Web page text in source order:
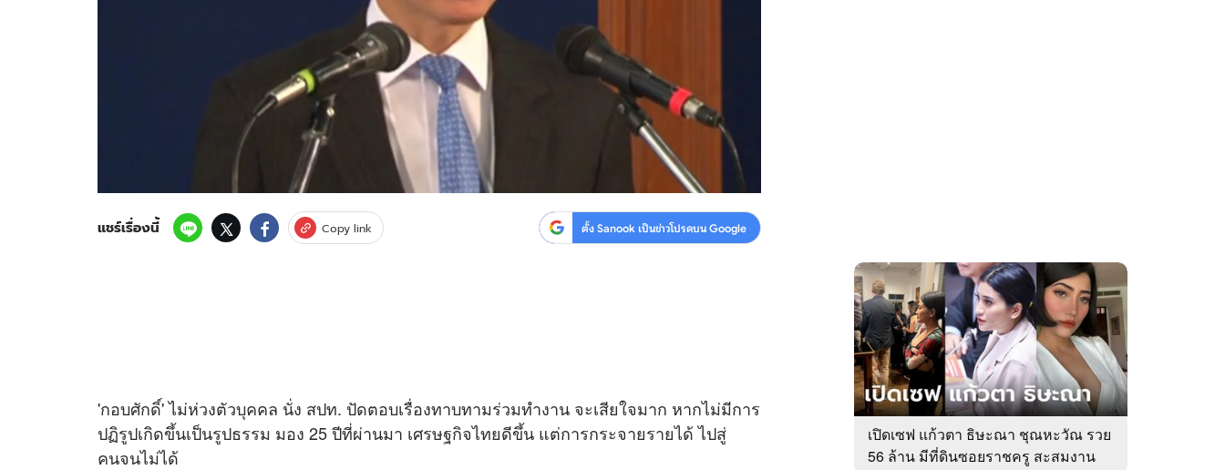
บริษัท อิมเมจ ฟิวเจอร์ (ประเทศไทย) จำกัด
แชร์เรื่องนี้ Copy link ตั้ง Sanook เป็นข่าวโปรดบน Google
'กอบศักดิ์' ไม่ห่วงตัวบุคคล นั่ง สปท. ปัดตอบเรื่องทาบทามร่วมทำงาน จะเสียใจมาก หากไม่มีการ
ปฏิรูปเกิดขึ้นเป็นรูปธรรม มอง 25 ปีที่ผ่านมา เศรษฐกิจไทยดีขึ้น แต่การกระจายรายได้ ไปสู่
คนจนไม่ได้
เปิดเซฟ แก้วตา ธิษะณา ชุณหะวัณ รวย
56 ล้าน มีที่ดินซอยราชครู สะสมงาน